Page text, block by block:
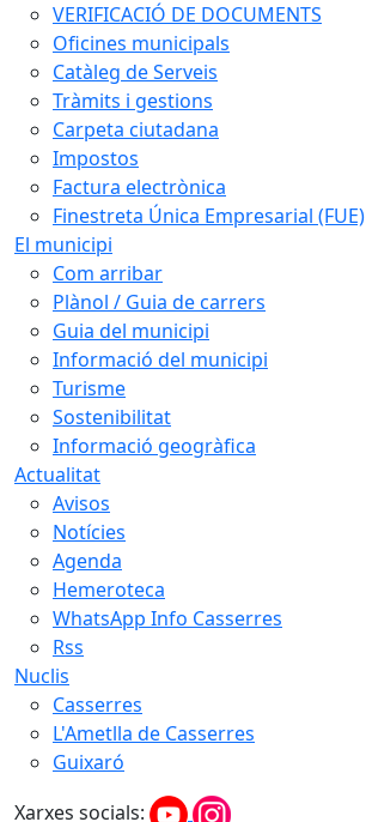
VERIFICACIÓ DE DOCUMENTS
Oficines municipals
Catàleg de Serveis
Tràmits i gestions
Carpeta ciutadana
Impostos
Factura electrònica
Finestreta Única Empresarial (FUE)
El municipi
Com arribar
Plànol / Guia de carrers
Guia del municipi
Informació del municipi
Turisme
Sostenibilitat
Informació geogràfica
Actualitat
Avisos
Notícies
Agenda
Hemeroteca
WhatsApp Info Casserres
Rss
Nuclis
Casserres
L'Ametlla de Casserres
Guixaró
Xarxes socials: